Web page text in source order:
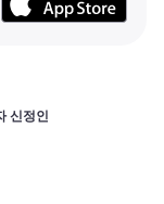
신정인